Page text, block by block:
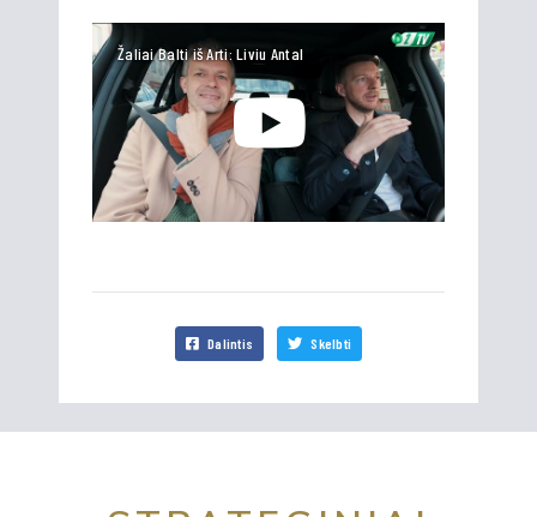
Žaliai Balti iš Arti: Liviu Antal
Dalintis Skelbti